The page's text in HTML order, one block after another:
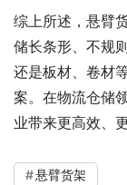
综上所述，悬臂
储长条形、不规
还是板材、卷材
案。在物流仓储
业带来更高效、
悬臂货架